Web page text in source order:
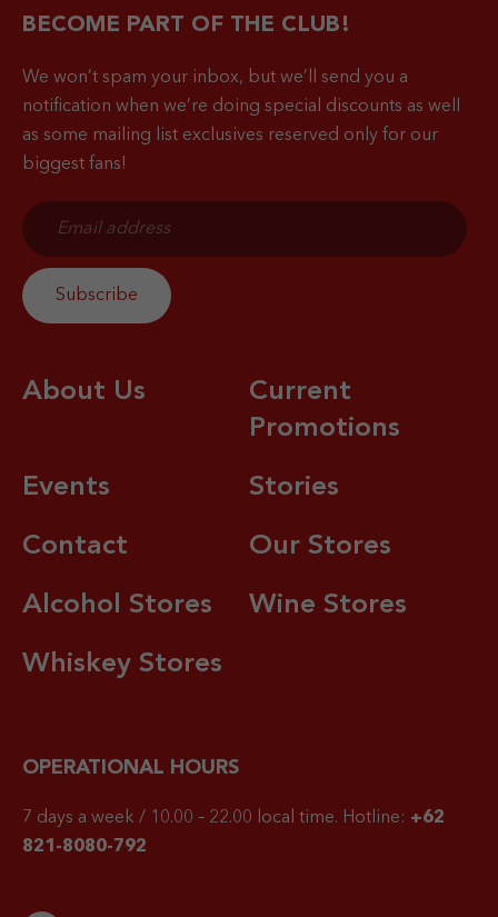
BECOME PART OF THE CLUB!
We won’t spam your inbox, but we’ll send you a
notification when we’re doing special discounts as well
as some mailing list exclusives reserved only for our
biggest fans!
About Us
Current
Promotions
Events Stories
Contact Our Stores
Alcohol Stores Wine Stores
Whiskey Stores
OPERATIONAL HOURS
7 days a week / 10.00 – 22.00 local time. Hotline: +62
821-8080-792